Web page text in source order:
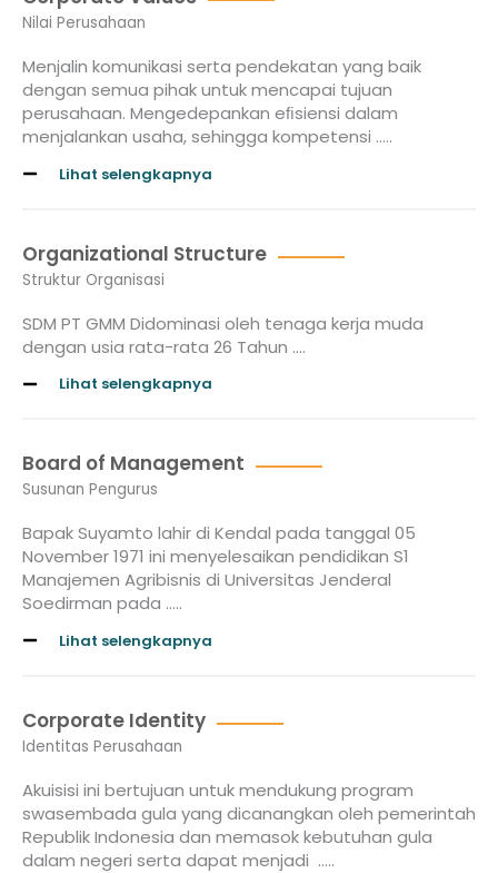
Nilai Perusahaan
Menjalin komunikasi serta pendekatan yang baik
dengan semua pihak untuk mencapai tujuan
perusahaan. Mengedepankan eﬁsiensi dalam
menjalankan usaha, sehingga kompetensi …..
Lihat selengkapnya
Organizational Structure
Struktur Organisasi
SDM PT GMM Didominasi oleh tenaga kerja muda
dengan usia rata-rata 26 Tahun ….
Lihat selengkapnya
Board of Management
Susunan Pengurus
Bapak Suyamto lahir di Kendal pada tanggal 05
November 1971 ini menyelesaikan pendidikan S1
Manajemen Agribisnis di Universitas Jenderal
Soedirman pada …..
Lihat selengkapnya
Corporate Identity
Identitas Perusahaan
Akuisisi ini bertujuan untuk mendukung program
swasembada gula yang dicanangkan oleh pemerintah
Republik Indonesia dan memasok kebutuhan gula
dalam negeri serta dapat menjadi …..